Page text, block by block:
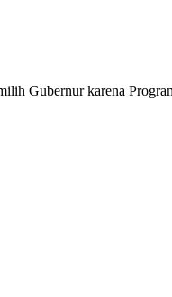
Gubernur karena